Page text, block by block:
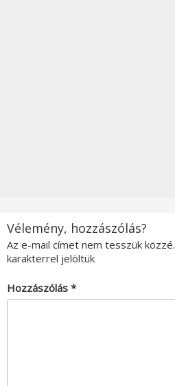
Vélemény, hozzászólás?
Az e-mail címet nem tesszük közzé.
karakterrel jelöltük
Hozzászólás *